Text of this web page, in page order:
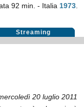
92 min. - Italia 1973
Streaming
20 luglio 2011